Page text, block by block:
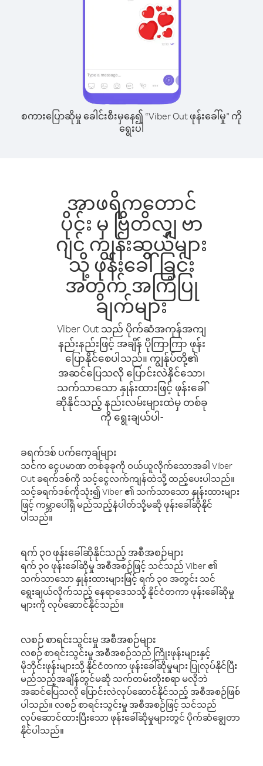
စကားပြောဆိုမှု ခေါင်းစီးမှနေ၍ “Viber Out ဖုန်းခေါ်မှု” ကို
ရွေးပါ
အာဖရိကတောင်
ပိုင်း မှ ဗြိတိလျှ ဗာ
ဂျင် ကျွန်းဆွယ်များ
သို့ ဖုန်းခေါ်ခြင်း
အတွက် အကြံပြု
ချက်များ
Viber Out သည် ပိုက်ဆံအကုန်အကျ
နည်းနည်းဖြင့် အချိန် ပိုကြာကြာ ဖုန်း
ပြောနိုင်စေပါသည်။ ကျွန်ုပ်တို့၏
အဆင်ပြေသလို ပြောင်းလဲနိုင်သော၊
သက်သာသော နှုန်းထားဖြင့် ဖုန်းခေါ်
ဆိုနိုင်သည့် နည်းလမ်းများထဲမှ တစ်ခု
ကို ရွေးချယ်ပါ-
ခရက်ဒစ် ပက်ကေ့ချ်များ
သင်က ငွေပမာဏ တစ်ခုခုကို ဝယ်ယူလိုက်သောအခါ Viber
Out ခရက်ဒစ်ကို သင့်ငွေလက်ကျန်ထဲသို့ ထည့်ပေးပါသည်။
သင့်ခရက်ဒစ်ကိုသုံး၍ Viber ၏ သက်သာသော နှုန်းထားများ
ဖြင့် ကမ္ဘာပေါ်ရှိ မည်သည့်နံပါတ်သို့မဆို ဖုန်းခေါ်ဆိုနိုင်
ပါသည်။
ရက် ၃၀ ဖုန်းခေါ်ဆိုနိုင်သည့် အစီအစဉ်များ
ရက် ၃၀ ဖုန်းခေါ်ဆိုမှု အစီအစဉ်ဖြင့် သင်သည် Viber ၏
သက်သာသော နှုန်းထားများဖြင့် ရက် ၃၀ အတွင်း သင်
ရွေးချယ်လိုက်သည့် နေရာဒေသသို့ နိုင်ငံတကာ ဖုန်းခေါ်ဆိုမှု
များကို လုပ်ဆောင်နိုင်သည်။
လစဉ် စာရင်းသွင်းမှု အစီအစဉ်များ
လစဉ် စာရင်းသွင်းမှု အစီအစဉ်သည် ကြိုးဖုန်းများနှင့်
မိုဘိုင်းဖုန်းများသို့ နိုင်ငံတကာ ဖုန်းခေါ်ဆိုမှုများ ပြုလုပ်နိုင်ပြီး
မည်သည့်အချိန်တွင်မဆို သက်တမ်းတိုးစရာ မလိုဘဲ
အဆင်ပြေသလို ပြောင်းလဲလုပ်ဆောင်နိုင်သည့် အစီအစဉ်ဖြစ်
ပါသည်။ လစဉ် စာရင်းသွင်းမှု အစီအစဉ်ဖြင့် သင်သည်
လုပ်ဆောင်ထားပြီးသော ဖုန်းခေါ်ဆိုမှုများတွင် ပိုက်ဆံချွေတာ
နိုင်ပါသည်။